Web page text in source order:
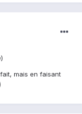
mais en faisant